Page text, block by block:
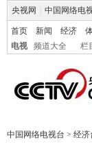
央视网 中国网络电
首页 新闻 经济
电视
频道大全 栏
中国网络电视台 > 经济